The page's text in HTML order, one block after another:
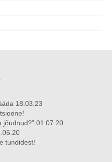
18.03.23
01.07.20
tundidest!”